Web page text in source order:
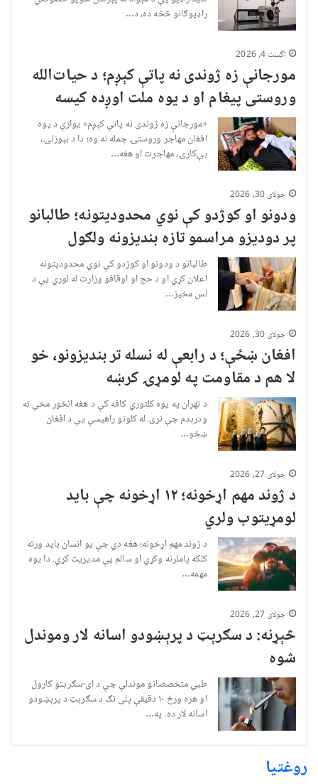
راډیوګانو څخه ده، د…
اگست 4, 2026
مورجانې زه ژوندی نه پاتې کېږم؛ د حیات‌الله
وروستی پیغام او د یوه ملت اوږده کیسه
«مورجانې زه ژوندی نه پاتې کېږم» یوازې د یوه
افغان مهاجر وروستۍ جمله نه وه؛ دا د بېوزلۍ،
بې‌کارۍ، مهاجرت او هغه…
جولای 30, 2026
ودونو او کوژدو کې نوي محدودیتونه؛ طالبانو
پر دودیزو مراسمو تازه بندیزونه ولګول
طالبانو د ودونو او کوژدو کې نوي محدودیتونه
اعلان کړي او د حج او اوقافو وزارت له لوري یې د
لس مخیز…
جولای 30, 2026
افغان ښځې؛ د رابعې له نسله تر بندیزونو، خو
لا هم د مقاومت په لومړۍ کرښه
د تهران په یوه کلتوري کافه کې د هغه انځور مخې ته
ودرېدم چې نړۍ له کلونو راهیسې یې د افغان
ښځو…
جولای 27, 2026
د ژوند مهم اړخونه؛ ۱۲ اړخونه چې باید
لومړیتوب ولري
د ژوند مهم اړخونه؛ هغه دي چې یو انسان باید ورته
کلکه پاملرنه وکړي او سالم یې مدیریت کړي. دا یوه
مهمه…
جولای 27, 2026
څېړنه: د سګرېټ د پرېښودو اسانه لار وموندل
شوه
طبي متخصصانو موندلې چې د ای-سګرېټو کارول
او هره ورځ ۱۰ دقیقې پلی تګ د سګرېټ د پرېښودو
اسانه لار ده. په…
روغتیا